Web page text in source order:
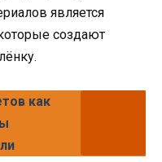
является
создают
как